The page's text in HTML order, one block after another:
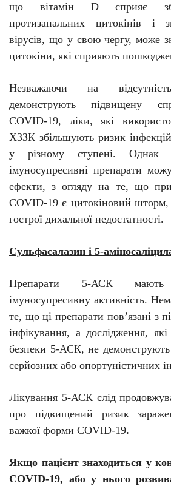
що вітамін D сприяє
протизапальних цитокінів і
вірусів, що у свою чергу, може
цитокіни, які сприяють
Незважаючи на
демонструють підвищену
COVID-19, ліки, які
ХЗЗК збільшують ризик
у різному ступені. Однак
імуносупресивні препарати
ефекти, з огляду на те, що
COVID-19 є цитокіновий
гострої дихальної недостатності.
Сульфасалазин і 5-
Препарати 5-АСК
імуносупресивну активність.
те, що ці препарати пов’язані з
інфікування, а дослідження,
безпеки 5-АСК, не
серйозних або опортуністичних
Лікування 5-АСК слід
про підвищений ризик
важкої форми COVID-19.
Якщо пацієнт знаходиться у
COVID-19, або у нього